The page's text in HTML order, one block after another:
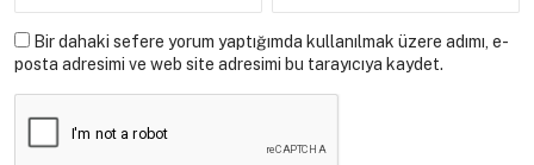
Bir dahaki sefere yorum yaptığımda kullanılmak üzere adımı, e-
posta adresimi ve web site adresimi bu tarayıcıya kaydet.